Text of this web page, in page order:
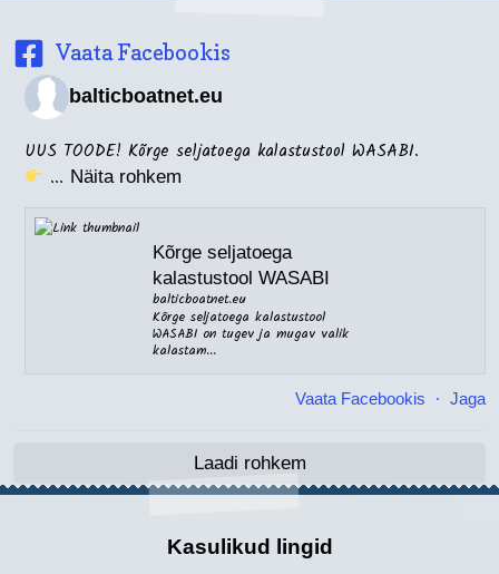
Vaata Facebookis
balticboatnet.eu
UUS TOODE! Kõrge seljatoega kalastustool WASABI.
... Näita rohkem
Kõrge seljatoega
kalastustool WASABI
balticboatnet.eu
Kõrge seljatoega kalastustool
WASABI on tugev ja mugav valik
kalastam...
Vaata Facebookis · Jaga
Laadi rohkem
Kasulikud lingid